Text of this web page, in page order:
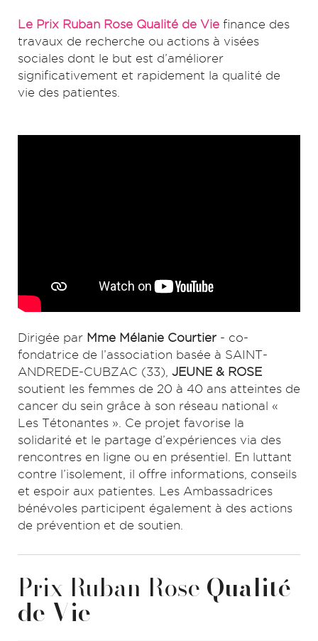
Le Prix Ruban Rose Qualité de Vie finance des
travaux de recherche ou actions à visées
sociales dont le but est d’améliorer
significativement et rapidement la qualité de
vie des patientes.
Dirigée par Mme Mélanie Courtier - co-
fondatrice de l’association basée à SAINT-
ANDREDE-CUBZAC (33), JEUNE & ROSE
soutient les femmes de 20 à 40 ans atteintes de
cancer du sein grâce à son réseau national «
Les Tétonantes ». Ce projet favorise la
solidarité et le partage d’expériences via des
rencontres en ligne ou en présentiel. En luttant
contre l’isolement, il offre informations, conseils
et espoir aux patientes. Les Ambassadrices
bénévoles participent également à des actions
de prévention et de soutien.
Prix Ruban Rose Qualité
de Vie